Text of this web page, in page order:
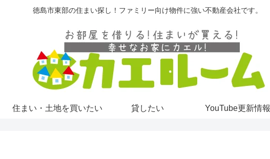
徳島市東部の住まい探し！ファミリー向け物件に強い不動産会社です。
住まい・土地を買いたい 貸したい YouTube更新情報